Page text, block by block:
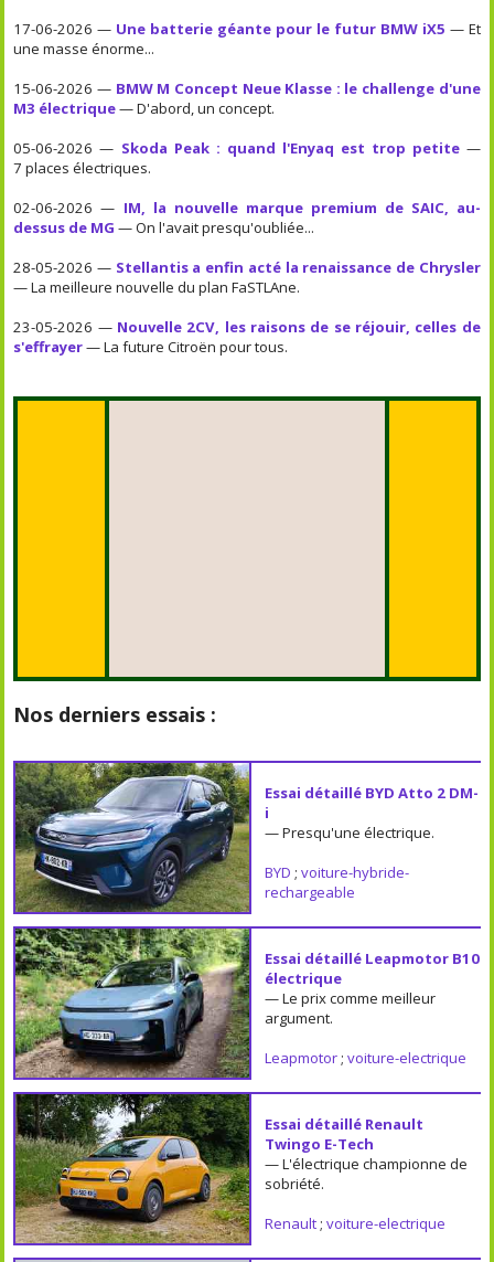
17-06-2026 — Une batterie géante pour le futur BMW iX5 — Et
une masse énorme...
15-06-2026 — BMW M Concept Neue Klasse : le challenge d'une
M3 électrique— D'abord, un concept.
05-06-2026 — Skoda Peak : quand l'Enyaq est trop petite—
7 places électriques.
02-06-2026 — IM, la nouvelle marque premium de SAIC, au-
dessus de MG — On l'avait presqu'oubliée...
28-05-2026 — Stellantis a enfin acté la renaissance de Chrysler
— La meilleure nouvelle du plan FaSTLAne.
23-05-2026 — Nouvelle 2CV, les raisons de se réjouir, celles de
s'effrayer— La future Citroën pour tous.
Nos derniers essais :
Essai détaillé BYD Atto 2 DM-
i
— Presqu'une électrique.
BYD ; voiture-hybride-
rechargeable
Essai détaillé Leapmotor B10
électrique
— Le prix comme meilleur
argument.
Leapmotor; voiture-electrique
Essai détaillé Renault
Twingo E-Tech
— L'électrique championne de
sobriété.
Renault; voiture-electrique